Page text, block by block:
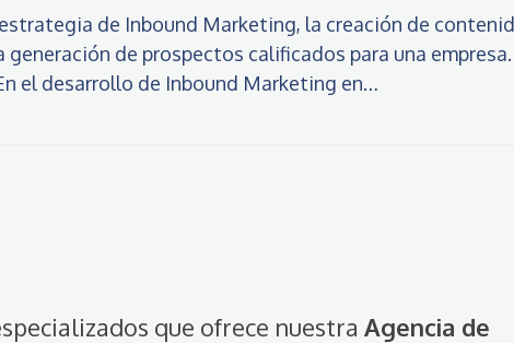
de Inbound Marketing, la creación de
de prospectos calificados para una empresa.
el desarrollo de Inbound Marketing en…
que ofrece nuestra Agencia de